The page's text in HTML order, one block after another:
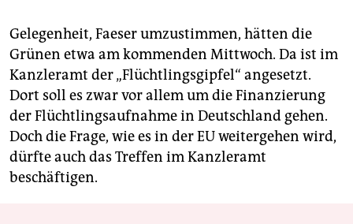
Gelegenheit, Faeser umzustimmen, hätten die
Grünen etwa am kommenden Mittwoch. Da ist im
Kanzleramt der „Flüchtlingsgipfel“ angesetzt.
Dort soll es zwar vor allem um die Finanzierung
der Flüchtlingsaufnahme in Deutschland gehen.
Doch die Frage, wie es in der EU weitergehen wird,
dürfte auch das Treffen im Kanzleramt
beschäftigen.